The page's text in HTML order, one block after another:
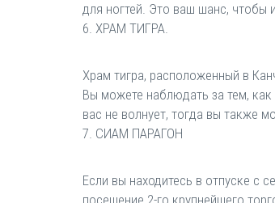
для ногтей. Это ваш шанс, чтобы
6. ХРАМ ТИГРА.
Храм тигра, расположенный в
Вы можете наблюдать за тем,
вас не волнует, тогда вы также
7. СИАМ ПАРАГОН
Если вы находитесь в отпуске с
посещение 2-го крупнейшего